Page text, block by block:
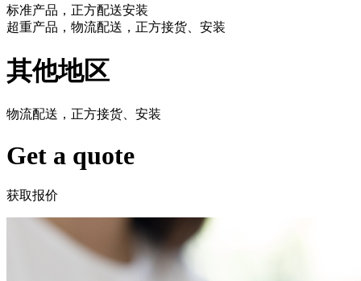
标准产品，正方配送安装
超重产品，物流配送，正方接货、安装
其他地区
物流配送，正方接货、安装
Get a quote
获取报价